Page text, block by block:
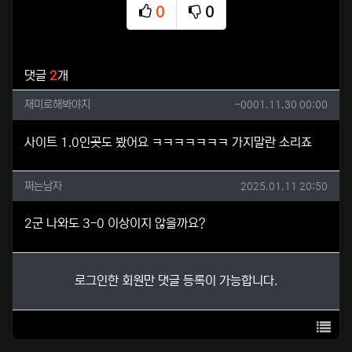
0
추천
0
비추천
댓글 2개
재미로해봐야지님의 댓글
재미로해봐야지 작성일
-0001.11.30 00:00
사이트 1.0인곳도 봤어요 ㅋㅋㅋㅋㅋㅋㅋ 가지말란 소리죠
쩌는남자님의 댓글
쩌는남자 작성일
2025.01.11 20:50
2군 나와도 3-0 이상이지 않을까요?
로그인한 회원만 댓글 등록이 가능합니다.
목록